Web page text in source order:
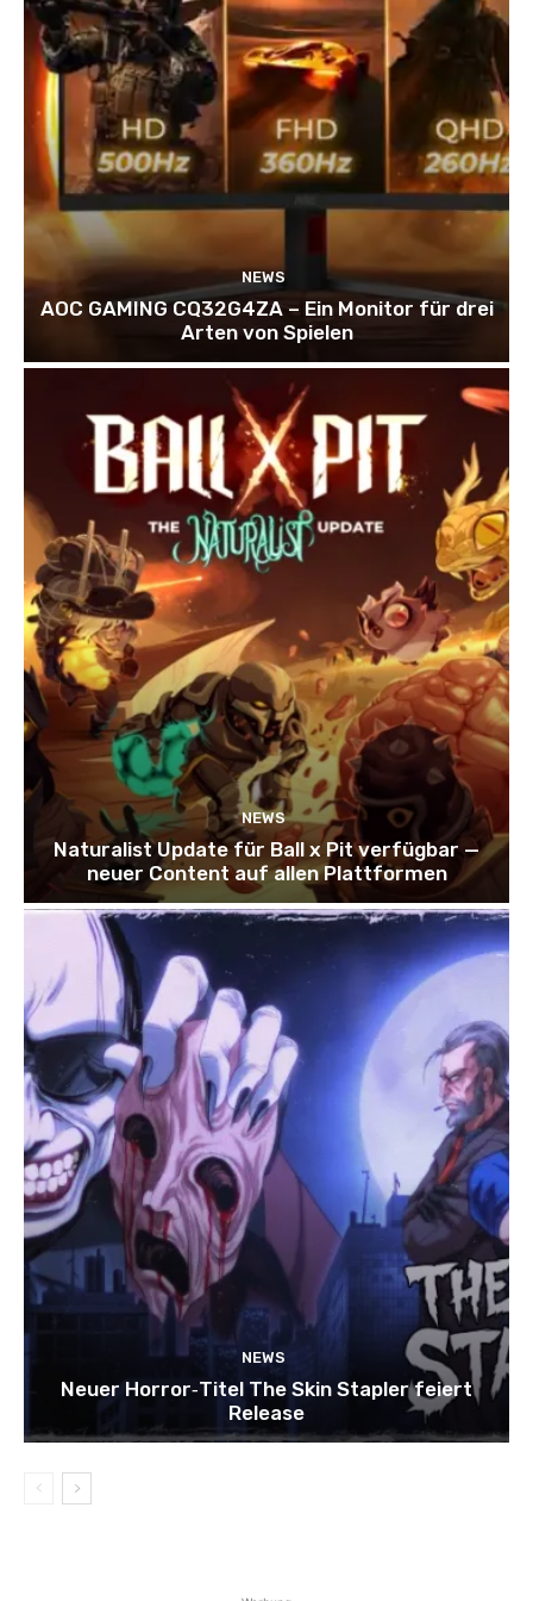
NEWS
AOC GAMING CQ32G4ZA – Ein Monitor für drei
Arten von Spielen
NEWS
Naturalist Update für Ball x Pit verfügbar —
neuer Content auf allen Plattformen
NEWS
Neuer Horror‑Titel The Skin Stapler feiert
Release